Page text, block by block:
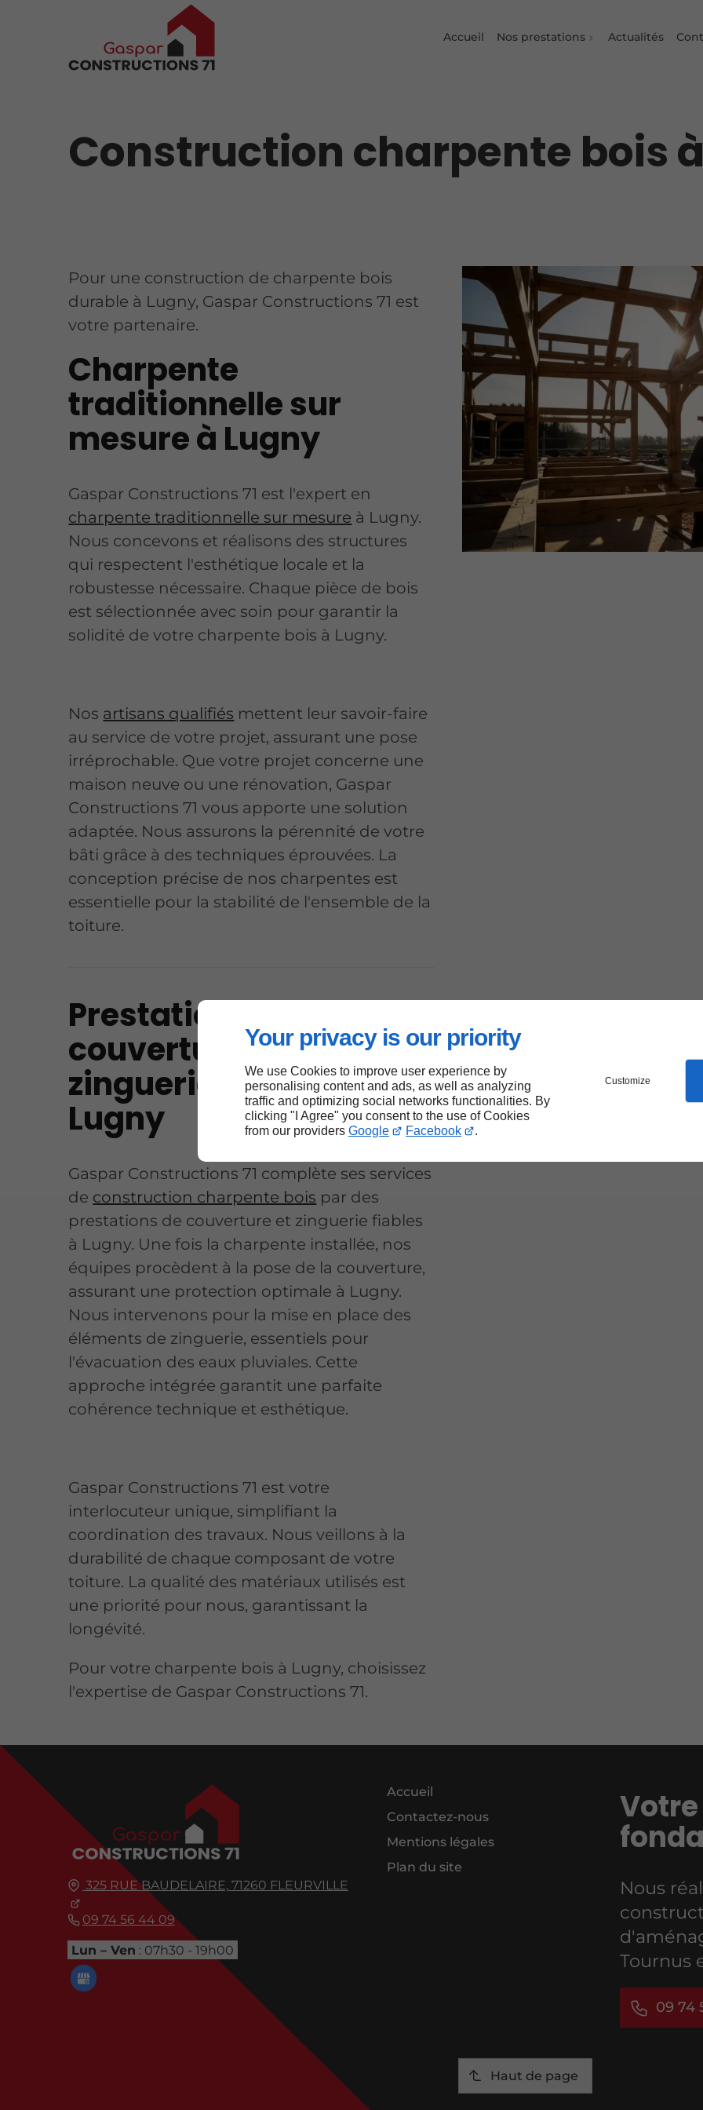
Your privacy is our priority
We use Cookies to improve user experience by
personalising content and ads, as well as analyzing
traffic and optimizing social networks functionalities. By
clicking "I Agree" you consent to the use of Cookies
from our providers Google Facebook .
Customize
Accueil Nos prestations Actualités
Construction charpente bois
Pour une construction de charpente bois
durable à Lugny, Gaspar Constructions 71 est
votre partenaire.
Charpente
traditionnelle sur
mesure à Lugny
Gaspar Constructions 71 est l'expert en
charpente traditionnelle sur mesure à Lugny.
Nous concevons et réalisons des structures
qui respectent l'esthétique locale et la
robustesse nécessaire. Chaque pièce de bois
est sélectionnée avec soin pour garantir la
solidité de votre charpente bois à Lugny.
Nos artisans qualifiés mettent leur savoir-faire
au service de votre projet, assurant une pose
irréprochable. Que votre projet concerne une
maison neuve ou une rénovation, Gaspar
Constructions 71 vous apporte une solution
adaptée. Nous assurons la pérennité de votre
bâti grâce à des techniques éprouvées. La
conception précise de nos charpentes est
essentielle pour la stabilité de l'ensemble de la
toiture.
Prestations de
couverture et
zinguerie fiables à
Lugny
Gaspar Constructions 71 complète ses services
de construction charpente bois par des
prestations de couverture et zinguerie fiables
à Lugny. Une fois la charpente installée, nos
équipes procèdent à la pose de la couverture,
assurant une protection optimale à Lugny.
Nous intervenons pour la mise en place des
éléments de zinguerie, essentiels pour
l'évacuation des eaux pluviales. Cette
approche intégrée garantit une parfaite
cohérence technique et esthétique.
Gaspar Constructions 71 est votre
interlocuteur unique, simplifiant la
coordination des travaux. Nous veillons à la
durabilité de chaque composant de votre
toiture. La qualité des matériaux utilisés est
une priorité pour nous, garantissant la
longévité.
Pour votre charpente bois à Lugny, choisissez
l'expertise de Gaspar Constructions 71.
325 RUE BAUDELAIRE, 71260 FLEURVILLE
09 74 56 44 09
Lun – Ven : 07h30 - 19h00
Accueil
Contactez-nous
Mentions légales
Plan du site
Nous
Tournus
09 74
Haut de page